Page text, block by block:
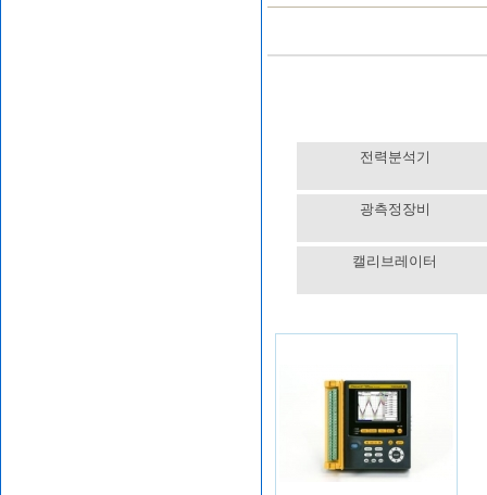
전력분석기
광측정장비
캘리브레이터